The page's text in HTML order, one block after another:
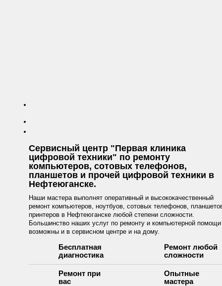
Сервисный центр "Первая клиника
цифровой техники" по ремонту
компьютеров, сотовых телефонов,
планшетов и прочей цифровой техники в
Нефтеюганске.
Наши мастера выполнят оперативный и высококачественный
ремонт компьютеров, ноутбуов, сотовых телефонов,
принтеров в Нефтеюганске любой степени сложности.
Большинство наших услуг по ремонту и компьютерной помощи
возможны и в сервисном центре и на дому.
Бесплатная
диагностика
Ремонт любой
сложности
Ремонт при
вас
Опытные
мастера